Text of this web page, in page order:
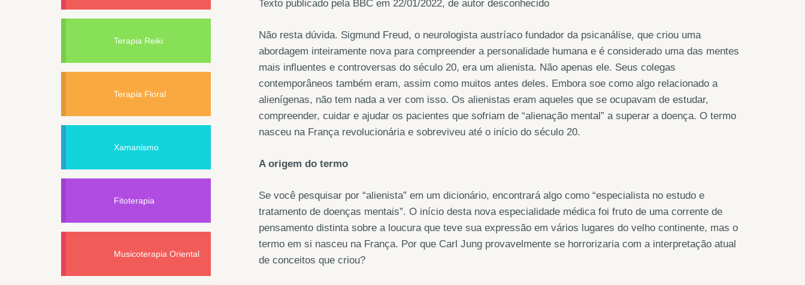
Texto publicado pela BBC em 22/01/2022, de autor desconhecido
Não resta dúvida. Sigmund Freud, o neurologista austríaco fundador da psicanálise, que criou uma
abordagem inteiramente nova para compreender a personalidade humana e é considerado uma das mentes
mais influentes e controversas do século 20, era um alienista. Não apenas ele. Seus colegas
contemporâneos também eram, assim como muitos antes deles. Embora soe como algo relacionado a
alienígenas, não tem nada a ver com isso. Os alienistas eram aqueles que se ocupavam de estudar,
compreender, cuidar e ajudar os pacientes que sofriam de “alienação mental” a superar a doença. O termo
nasceu na França revolucionária e sobreviveu até o início do século 20.
A origem do termo
Se você pesquisar por “alienista” em um dicionário, encontrará algo como “especialista no estudo e
tratamento de doenças mentais”. O início desta nova especialidade médica foi fruto de uma corrente de
pensamento distinta sobre a loucura que teve sua expressão em vários lugares do velho continente, mas o
termo em si nasceu na França. Por que Carl Jung provavelmente se horrorizaria com a interpretação atual
de conceitos que criou?
Terapia Reiki
Terapia Floral
Xamanismo
Fitoterapia
Musicoterapia Oriental